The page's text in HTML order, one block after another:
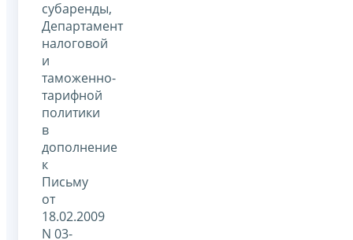
субаренды,
Департамент
налоговой
и
таможенно-
тарифной
политики
в
дополнение
к
Письму
от
18.02.2009
N 03-